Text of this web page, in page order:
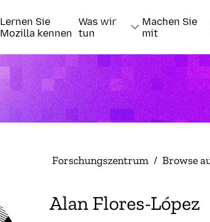
Lernen Sie
Mozilla kennen
Was wir
tun
Machen Sie
mit
Forschungszentrum / Browse
Alan Flores-López